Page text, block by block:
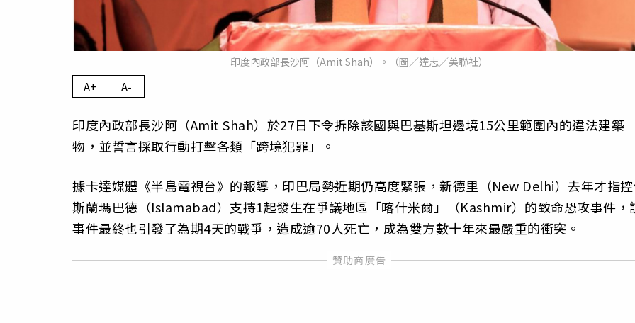
印度內政部長沙阿（Amit Shah）。（圖／達志／美聯社）
A+ A-
印度內政部長沙阿（Amit Shah）於27日下令拆除該國與巴基斯坦邊境15公里範圍內的違法建築
物，並誓言採取行動打擊各類「跨境犯罪」。
據卡達媒體《半島電視台》的報導，印巴局勢近期仍高度緊張，新德里（New Delhi）去年才指
斯蘭瑪巴德（Islamabad）支持1起發生在爭議地區「喀什米爾」（Kashmir）的致命恐攻事件，
事件最終也引發了為期4天的戰爭，造成逾70人死亡，成為雙方數十年來最嚴重的衝突。